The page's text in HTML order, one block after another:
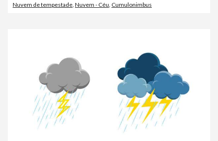
Nuvem de tempestade Nuvem - Céu Cumulonimbus